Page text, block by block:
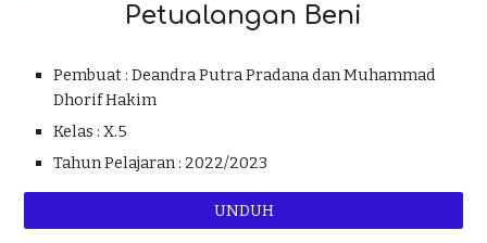
Petualangan Beni
Pembuat :Deandra Putra Pradana dan Muhammad
Dhorif Hakim
Kelas : X.5
Tahun Pelajaran : 2022/2023
UNDUH